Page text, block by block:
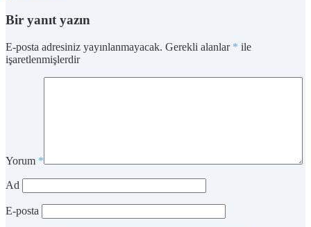
Bir yanıt yazın
E-posta adresiniz yayınlanmayacak. Gerekli alanlar * ile
işaretlenmişlerdir
Yorum *
Ad
E-posta